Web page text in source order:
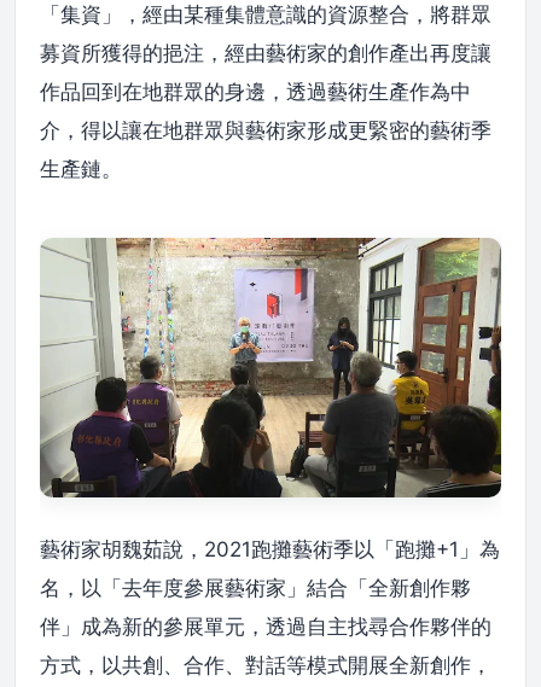
「集資」，經由某種集體意識的資源整合，將群眾
募資所獲得的挹注，經由藝術家的創作產出再度讓
作品回到在地群眾的身邊，透過藝術生產作為中
介，得以讓在地群眾與藝術家形成更緊密的藝術季
生產鏈。
藝術家胡魏茹說，2021跑攤藝術季以「跑攤+1」為
名，以「去年度參展藝術家」結合「全新創作夥
伴」成為新的參展單元，透過自主找尋合作夥伴的
方式，以共創、合作、對話等模式開展全新創作，